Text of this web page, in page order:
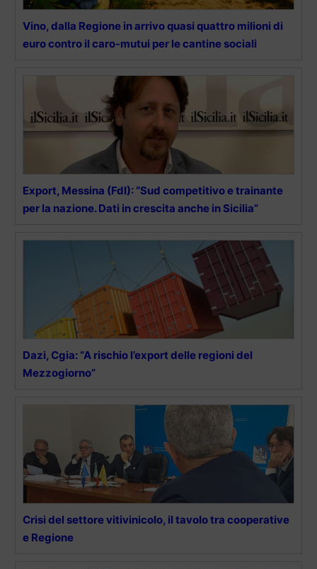
Vino, dalla Regione in arrivo quasi quattro milioni di
euro contro il caro-mutui per le cantine sociali
Export, Messina (FdI): “Sud competitivo e trainante
per la nazione. Dati in crescita anche in Sicilia”
Dazi, Cgia: “A rischio l’export delle regioni del
Mezzogiorno”
Crisi del settore vitivinicolo, il tavolo tra cooperative
e Regione